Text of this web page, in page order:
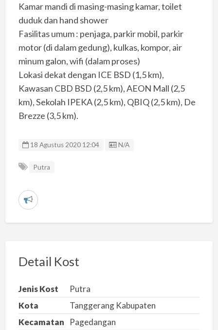
Kamar mandi di masing-masing kamar, toilet
duduk dan hand shower
Fasilitas umum : penjaga, parkir mobil, parkir
motor (di dalam gedung), kulkas, kompor, air
minum galon, wifi (dalam proses)
Lokasi dekat dengan ICE BSD (1,5 km),
Kawasan CBD BSD (2,5 km), AEON Mall (2,5
km), Sekolah IPEKA (2,5 km), QBIQ (2,5 km), De
Brezze (3,5 km).
18 Agustus 2020 12:04 Listing ID
N/A
Putra
L
r
n
m
a
Detail Kost
Jenis Kost
Putra
Kota
Tanggerang Kabupaten
Kecamatan
Pagedangan